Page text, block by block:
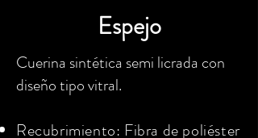
Espejo
Cuerina sintética semi licrada con
diseño tipo vitral.
Recubrimiento: Fibra de poliéster